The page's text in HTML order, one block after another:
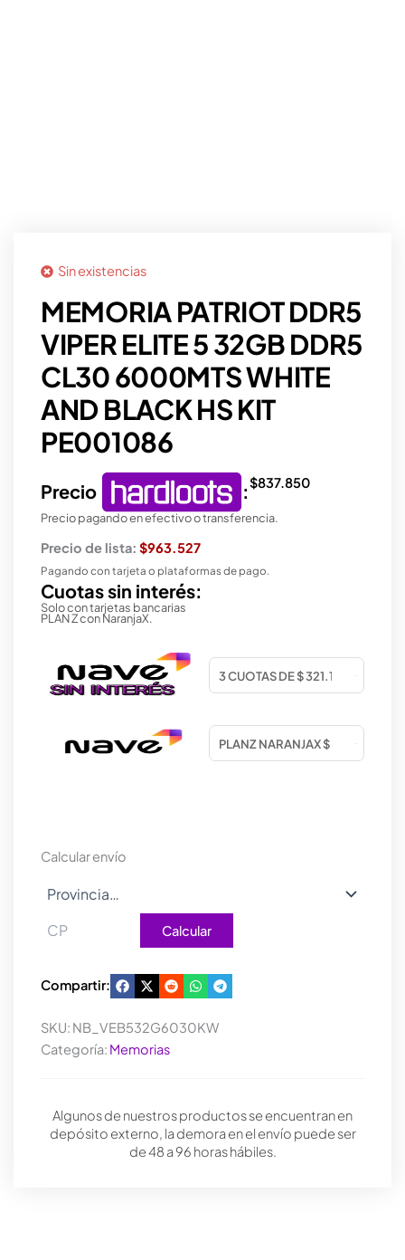
Sin existencias
MEMORIA PATRIOT DDR5
VIPER ELITE 5 32GB DDR5
CL30 6000MTS WHITE
AND BLACK HS KIT
PE001086
Precio :$837.850
Precio pagando en efectivo o transferencia.
Precio de lista: $963.527
Pagando con tarjeta o plataformas de pago.
Cuotas sin interés:
Solo con tarjetas bancarias
PLAN Z con NaranjaX.
Calcular envío
Calcular
Compartir:
SKU: NB_VEB532G6030KW
Categoría: Memorias
Algunos de nuestros productos se encuentran en
depósito externo, la demora en el envío puede ser
de 48 a 96 horas hábiles.